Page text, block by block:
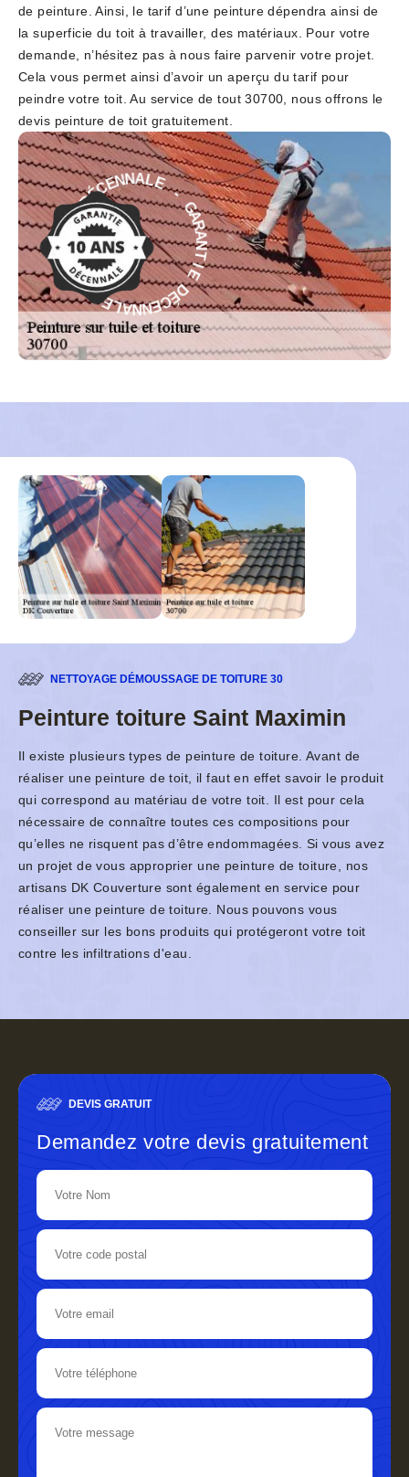
de peinture. Ainsi, le tarif d’une peinture dépendra ainsi de
la superficie du toit à travailler, des matériaux. Pour votre
demande, n’hésitez pas à nous faire parvenir votre projet.
Cela vous permet ainsi d’avoir un aperçu du tarif pour
peindre votre toit. Au service de tout 30700, nous offrons le
devis peinture de toit gratuitement.
G
A
R
A
N
T
I
E
D
É
C
E
NNALE - GAR
A
N
T
I
E
D
É
C
E
N
N
A
L
E
-
NETTOYAGE DÉMOUSSAGE DE TOITURE 30
Peinture toiture Saint Maximin
Il existe plusieurs types de peinture de toiture. Avant de
réaliser une peinture de toit, il faut en effet savoir le produit
qui correspond au matériau de votre toit. Il est pour cela
nécessaire de connaître toutes ces compositions pour
qu’elles ne risquent pas d’être endommagées. Si vous avez
un projet de vous approprier une peinture de toiture, nos
artisans DK Couverture sont également en service pour
réaliser une peinture de toiture. Nous pouvons vous
conseiller sur les bons produits qui protégeront votre toit
contre les infiltrations d'eau.
DEVIS GRATUIT
Demandez votre devis gratuitement